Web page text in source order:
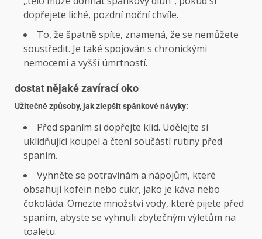
dopřejete liché, pozdní noční chvíle.
To, že špatně spíte, znamená, že se nemůžete
soustředit. Je také spojován s chronickými
nemocemi a vyšší úmrtností.
dostat nějaké zavírací oko
Užitečné způsoby, jak zlepšit spánkové návyky:
Před spaním si dopřejte klid. Udělejte si
uklidňující koupel a čtení součástí rutiny před
spaním.
Vyhněte se potravinám a nápojům, které
obsahují kofein nebo cukr, jako je káva nebo
čokoláda. Omezte množství vody, které pijete před
spaním, abyste se vyhnuli zbytečným výletům na
toaletu.